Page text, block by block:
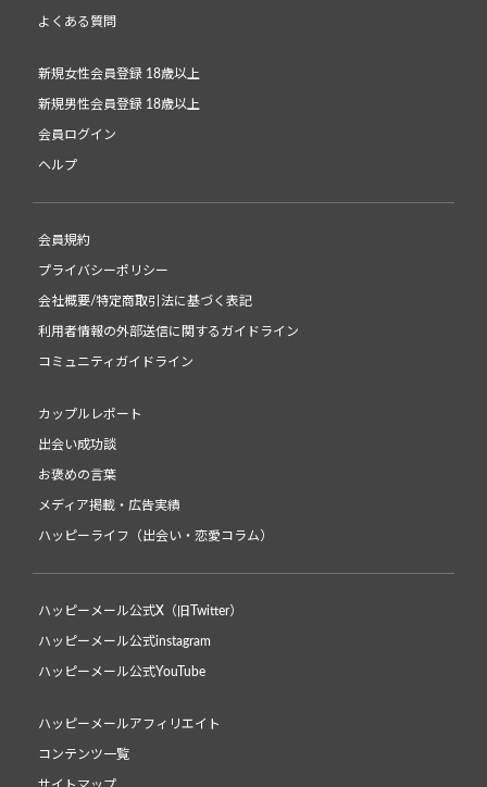
よくある質問
新規女性会員登録 18歳以上
新規男性会員登録 18歳以上
会員ログイン
ヘルプ
会員規約
プライバシーポリシー
会社概要/特定商取引法に基づく表記
利用者情報の外部送信に関するガイドライン
コミュニティガイドライン
カップルレポート
出会い成功談
お褒めの言葉
メディア掲載・広告実績
ハッピーライフ（出会い・恋愛コラム）
ハッピーメール公式X（旧Twitter）
ハッピーメール公式instagram
ハッピーメール公式YouTube
ハッピーメールアフィリエイト
コンテンツ一覧